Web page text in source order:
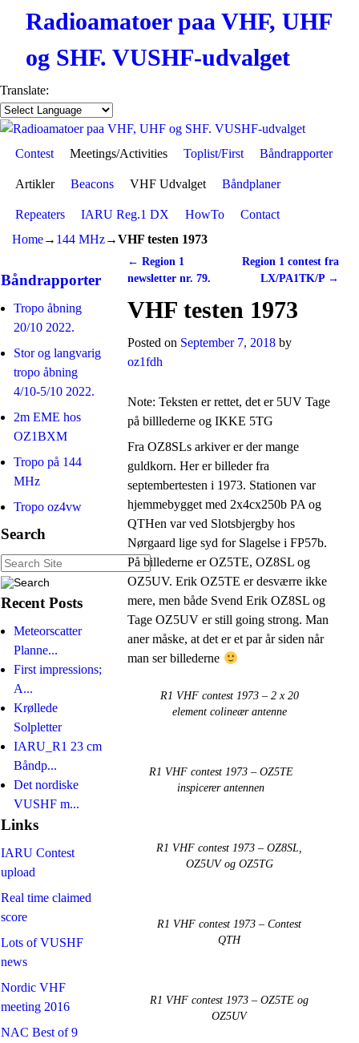
Radioamatoer paa VHF, UHF
og SHF. VUSHF-udvalget
Translate:
Skip to primary content
Skip to secondary content
Contest Meetings/Activities Toplist/First Båndrapporter
Artikler Beacons VHF Udvalget Båndplaner
Repeaters IARU Reg.1 DX HowTo
Contact
Home→ 144 MHz→VHF testen 1973
Båndrapporter
Tropo åbning
20/10 2022.
Stor og langvarig
tropo åbning
4/10-5/10 2022.
2m EME hos
OZ1BXM
Tropo på 144
MHz
Tropo oz4vw
Search
Recent Posts
Meteorscatter
Planne...
First impressions;
A...
Krøllede
Solpletter
IARU_R1 23 cm
Båndp...
Det nordiske
VUSHF m...
Links
IARU Contest
upload
Real time claimed
score
Lots of VUSHF
news
Nordic VHF
meeting 2016
NAC Best of 9
Post navigation
← Region 1
newsletter nr. 79.
Region 1 contest fra
LX/PA1TK/P →
VHF testen 1973
Posted on September 7, 2018 by
oz1fdh
Note: Teksten er rettet, det er 5UV Tage
på billlederne og IKKE 5TG
Fra OZ8SLs arkiver er der mange
guldkorn. Her er billeder fra
septembertesten i 1973. Stationen var
hjemmebygget med 2x4cx250b PA og
QTHen var ved Slotsbjergby hos
Nørgaard lige syd for Slagelse i FP57b.
På billederne er OZ5TE, OZ8SL og
OZ5UV. Erik OZ5TE er desværre ikke
mere, men både Svend Erik OZ8SL og
Tage OZ5UV er still going strong. Man
aner måske, at det er et par år siden når
man ser billederne
R1 VHF contest 1973 – 2 x 20
element colineær antenne
R1 VHF contest 1973 – OZ5TE
inspicerer antennen
R1 VHF contest 1973 – OZ8SL,
OZ5UV og OZ5TG
R1 VHF contest 1973 – Contest
QTH
R1 VHF contest 1973 – OZ5TE og
OZ5UV